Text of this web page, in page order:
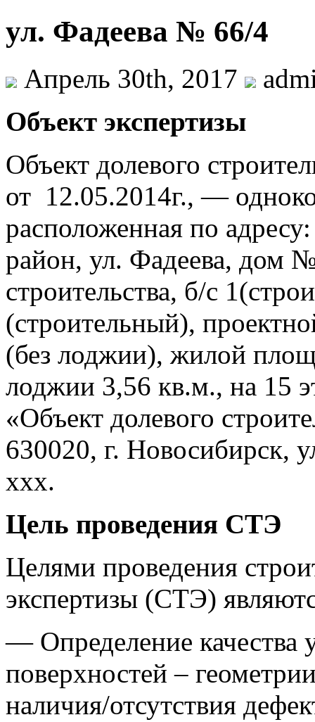
ул. Фадеева № 66/4
Апрель 30th, 2017
Объект экспертизы
Объект долевого
от 12.05.2014г., —
расположенная по
район, ул. Фадеева, дом
строительства, б/с
(строительный),
(без лоджии), жилой
лоджии 3,56 кв.м., на 15
«Объект долевого
630020, г. Новосибирск,
ххх.
Цель проведения СТЭ
Целями проведения
экспертизы (СТЭ)
— Определение качества
поверхностей –
наличия/отсутствия